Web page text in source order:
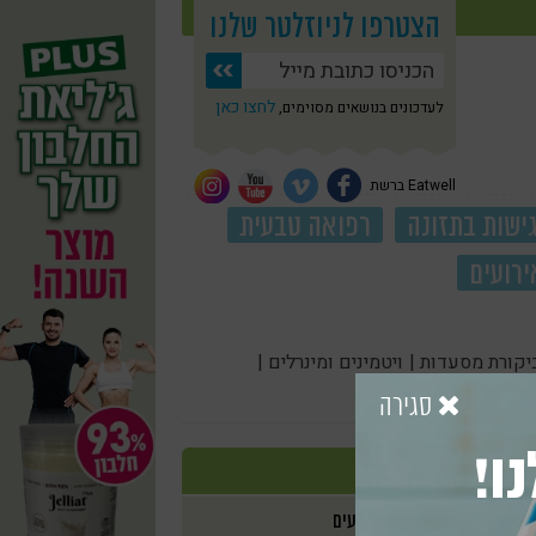
הצטרפו לניוזלטר שלנו
לעדכונים בנושאים מסוימים, לחצו כאן
Eatwell ברשת
גישות בתזונה
רפואה טבעית
מסעדות | ויטמינים ומינרלים |
אירועים
סגירה